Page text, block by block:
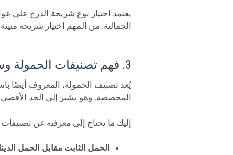
يعتمد اختيار نوع شريحة الدرج على
الجمالية. من المهم اختيار شريحة
3. فهم تصنيفات الحمولة وسعة الوزن لشرائح هيكل الخادم
يُعد تصنيف الحمولة، المعروف أيضًا
المخصصة. وهو يشير إلى الحد
إليك ما تحتاج إلى معرفته عن تصنيفات
الحمل الثابت مقابل الحمل